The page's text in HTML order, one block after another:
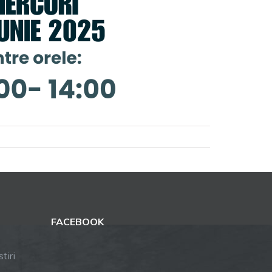
FACEBOOK